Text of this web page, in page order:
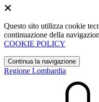
Questo sito utilizza cookie
continuazione della
COOKIE POLICY
Continua la navigazione
Regione Lombardia